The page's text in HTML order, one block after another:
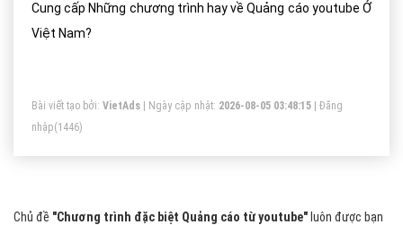
Cung cấp Những chương trình hay về Quảng cáo youtube Ở
Việt Nam?
Bài viết tạo bởi: VietAds | Ngày cập nhật: 2026-08-05 03:48:15
Đăng
nhập(1446)
Chủ đề "Chương trình đặc biệt Quảng cáo từ youtube" luôn được bạn